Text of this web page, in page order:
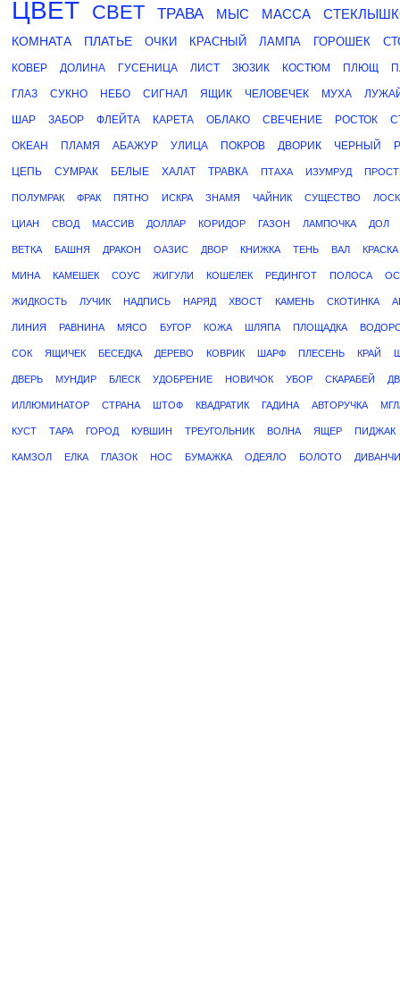
ЦВЕТ СВЕТ ТРАВА МЫС МАССА
КОМНАТА ПЛАТЬЕ ОЧКИ КРАСНЫЙ ЛАМПА ГОРОШЕК
КОВЕР ДОЛИНА ГУСЕНИЦА ЛИСТ ЗЮЗИК КОСТЮМ ПЛЮЩ
ГЛАЗ СУКНО НЕБО СИГНАЛ ЯЩИК ЧЕЛОВЕЧЕК МУХА
ШАР ЗАБОР ФЛЕЙТА КАРЕТА ОБЛАКО СВЕЧЕНИЕ РОСТОК
ОКЕАН ПЛАМЯ АБАЖУР УЛИЦА ПОКРОВ ДВОРИК ЧЕРНЫЙ
ЦЕПЬ СУМРАК БЕЛЫЕ ХАЛАТ ТРАВКА ПТАХА ИЗУМРУД
ПОЛУМРАК ФРАК ПЯТНО ИСКРА ЗНАМЯ ЧАЙНИК СУЩЕСТВО
ЦИАН СВОД МАССИВ ДОЛЛАР КОРИДОР ГАЗОН ЛАМПОЧКА ДОЛ
ВЕТКА БАШНЯ ДРАКОН ОАЗИС ДВОР КНИЖКА ТЕНЬ ВАЛ КРАСКА
МИНА КАМЕШЕК СОУС ЖИГУЛИ КОШЕЛЕК РЕДИНГОТ ПОЛОСА
ЖИДКОСТЬ ЛУЧИК НАДПИСЬ НАРЯД ХВОСТ КАМЕНЬ СКОТИНКА
ЛИНИЯ РАВНИНА МЯСО БУГОР КОЖА ШЛЯПА ПЛОЩАДКА
СОК ЯЩИЧЕК БЕСЕДКА ДЕРЕВО КОВРИК ШАРФ ПЛЕСЕНЬ КРАЙ
ДВЕРЬ МУНДИР БЛЕСК УДОБРЕНИЕ НОВИЧОК УБОР СКАРАБЕЙ
ИЛЛЮМИНАТОР СТРАНА ШТОФ КВАДРАТИК ГАДИНА АВТОРУЧКА
КУСТ ТАРА ГОРОД КУВШИН ТРЕУГОЛЬНИК ВОЛНА ЯЩЕР ПИДЖАК
КАМЗОЛ ЕЛКА ГЛАЗОК НОС БУМАЖКА ОДЕЯЛО БОЛОТО